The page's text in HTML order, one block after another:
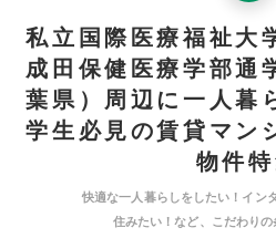
私立国際医療福祉大
成田保健医療学部通
葉県）周辺に一人暮
学生必見の賃貸マン
物件
快適な一人暮らしをしたい！イン
住みたい！など、こだわり